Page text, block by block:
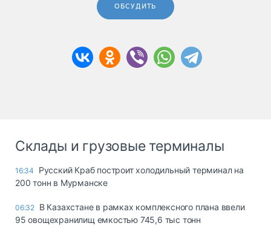
ОБСУДИТЬ
Склады и грузовые терминалы
16:34
Русский Краб построит холодильный терминал на
200 тонн в Мурманске
06:32 В Казахстане в рамках комплексного плана ввели
95 овощехранилищ емкостью 745,6 тыс тонн